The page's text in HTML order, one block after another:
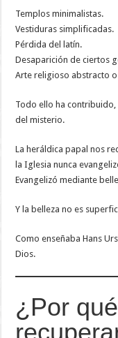
Templos minimalistas.
Vestiduras simplificadas.
Pérdida del latín.
Desaparición de ciertos
Arte religioso abstracto
Todo ello ha contribuido,
del misterio.
La heráldica papal nos
la Iglesia nunca
Evangelizó mediante
Y la belleza no es
Como enseñaba Hans
Dios.
¿Por